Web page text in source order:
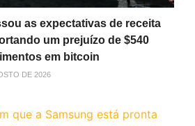
as expectativas de receita
um prejuízo de $540
em bitcoin
DE 2026